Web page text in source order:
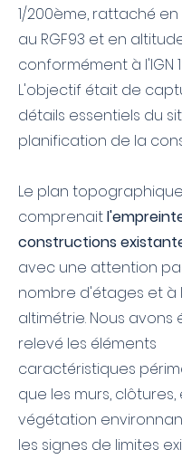
1/200ème, rattaché
au RGF93 et en
conformément à l'IGN
L'objectif était de
détails essentiels du
planification de la
Le plan topographique
comprenait
constructions
avec une attention
nombre d'étages et à
altimétrie. Nous
relevé les éléments
caractéristiques
que les murs, clôtures,
végétation
les signes de limites